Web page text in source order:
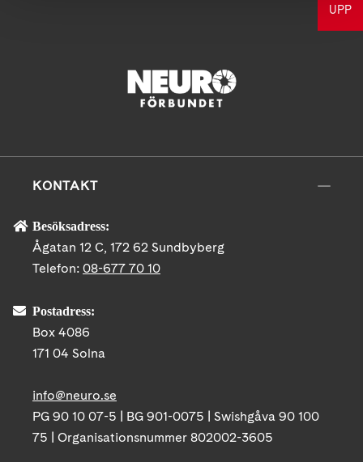
UPP
KONTAKT
Besöksadress:
Ågatan 12 C, 172 62 Sundbyberg
Telefon: 08-677 70 10
Postadress:
Box 4086
171 04 Solna
info@neuro.se
PG 90 10 07-5 | BG 901-0075 | Swishgåva 90 100
75 | Organisationsnummer 802002-3605